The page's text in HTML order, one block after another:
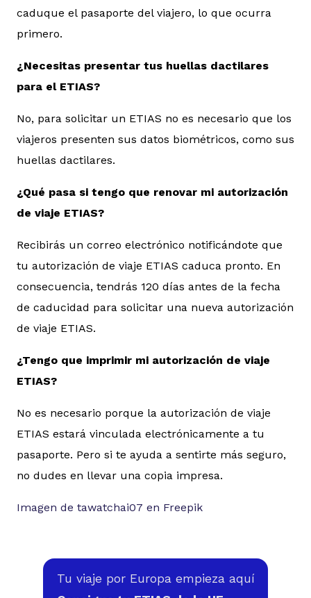
caduque el pasaporte del viajero, lo que ocurra
primero.
¿Necesitas presentar tus huellas dactilares
para el ETIAS?
No, para solicitar un ETIAS no es necesario que los
viajeros presenten sus datos biométricos, como sus
huellas dactilares.
¿Qué pasa si tengo que renovar mi autorización
de viaje ETIAS?
Recibirás un correo electrónico notificándote que
tu autorización de viaje ETIAS caduca pronto. En
consecuencia, tendrás 120 días antes de la fecha
de caducidad para solicitar una nueva autorización
de viaje ETIAS.
¿Tengo que imprimir mi autorización de viaje
ETIAS?
No es necesario porque la autorización de viaje
ETIAS estará vinculada electrónicamente a tu
pasaporte. Pero si te ayuda a sentirte más seguro,
no dudes en llevar una copia impresa.
Imagen de tawatchai07 en Freepik
Tu viaje por Europa empieza aquí